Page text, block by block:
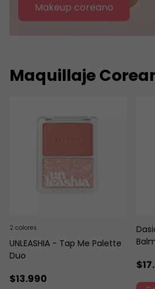
Makeup coreano
Maquillaje
UNLEASHIA - Tap Me Palette
Duo
$13.990
2 colores